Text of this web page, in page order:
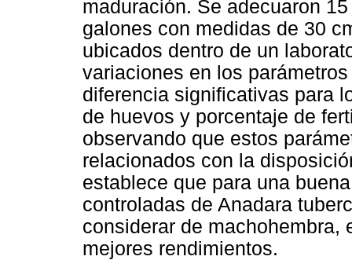
maduración. Se adecuaron
galones con medidas de 30
ubicados dentro de un
variaciones en los
diferencia significativas para
de huevos y porcentaje de
observando que estos
relacionados con la
establece que para una
controladas de Anadara
considerar de machohembra,
mejores rendimientos.